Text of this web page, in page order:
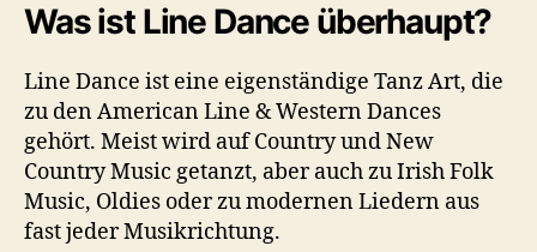
Was ist Line Dance überhaupt?
Line Dance ist eine eigenständige Tanz Art, die
zu den American Line & Western Dances
gehört. Meist wird auf Country und New
Country Music getanzt, aber auch zu Irish Folk
Music, Oldies oder zu modernen Liedern aus
fast jeder Musikrichtung.